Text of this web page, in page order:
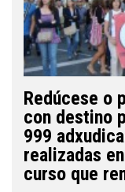
Redúcese o
con destino
999
realizadas
curso que